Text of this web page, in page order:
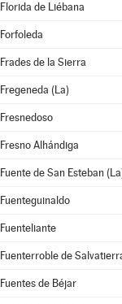
Florida de Liébana
Forfoleda
Frades de la Sierra
Fregeneda (La)
Fresnedoso
Fresno Alhándiga
Fuente de San Esteban
Fuenteguinaldo
Fuenteliante
Fuenterroble de
Fuentes de Béjar